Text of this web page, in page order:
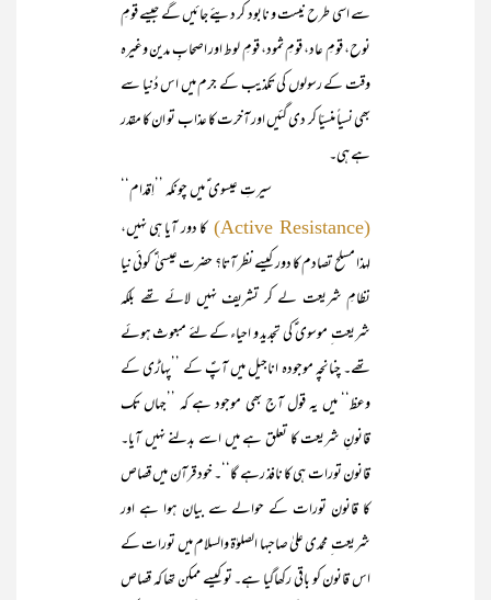
سے اسی طرح نیست و نابود کر دیئے جائیں گے جیسے قومِ
نوح، قومِ عاد، قومِ ثمود، قومِ لوط اور اصحابِ مدین وغیرہ
وقت کے رسولوں کی تکذیب کے جرم میں اس دُنیا سے
بھی نسیاً منسیّا کر دی گئیں اور آخرت کا عذاب تو ان کا مقدر
ہے ہی۔
سیرتِ عیسوی ؑ میں چونکہ ’’اِقدام‘‘
(Active Resistance)
کا دور آیا ہی نہیں،
لہذا مسلح تصادم کا دور کیسے نظر آتا؟ حضرت عیسیٰ ؑ کوئی نیا
نظامِ شریعت لے کر تشریف نہیں لائے تھے بلکہ
شریعت ِ موسوی ؑ کی تجدید و احیاء کے لئے مبعوث ہوئے
تھے۔ چنانچہ موجودہ اناجیل میں آپؑ کے ’’پہاڑی کے
وعظ‘‘ میں یہ قول آج بھی موجود ہے کہ ’’جہاں تک
قانونِ شریعت کا تعلق ہے میں اسے بدلنے نہیں آیا۔
قانون تورات ہی کا نافذ رہے گا‘‘۔ خود قرآن میں قصاص
کا قانون تورات کے حوالے سے بیان ہوا ہے اور
شریعت ِ محمدی علیٰ صاحبہا الصلوٰۃ والسلام میں تورات کے
اس قانون کو باقی رکھاگیا ہے۔ تو کیسے ممکن تھا کہ قصاص